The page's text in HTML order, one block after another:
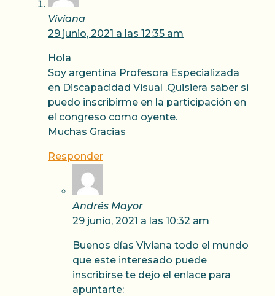
Viviana
29 junio, 2021 a las 12:35 am
Hola
Soy argentina Profesora Especializada
en Discapacidad Visual .Quisiera saber si
puedo inscribirme en la participación en
el congreso como oyente.
Muchas Gracias
Responder
Andrés Mayor
29 junio, 2021 a las 10:32 am
Buenos días Viviana todo el mundo
que este interesado puede
inscribirse te dejo el enlace para
apuntarte: